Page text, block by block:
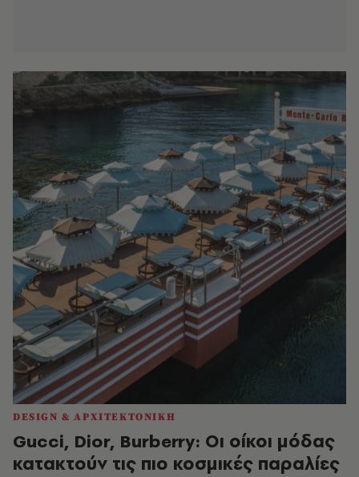
DESIGN & ΑΡΧΙΤΕΚΤΟΝΙΚΗ
Gucci, Dior, Burberry: Οι οίκοι μόδας
κατακτούν τις πιο κοσμικές παραλίες